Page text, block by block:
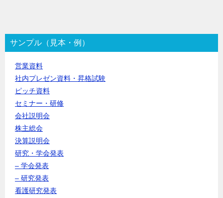
ゲ
ー
シ
サンプル（見本・例）
営業資料
社内プレゼン資料・昇格試験
ピッチ資料
セミナー・研修
会社説明会
株主総会
決算説明会
研究・学会発表
– 学会発表
– 研究発表
看護研究発表